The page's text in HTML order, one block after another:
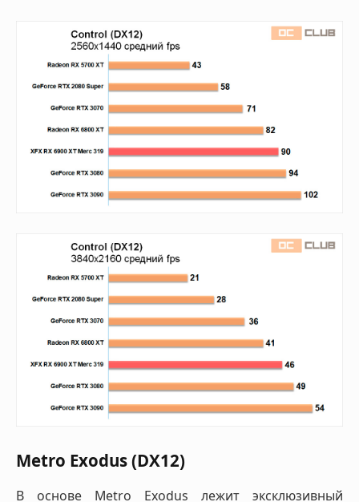
Metro Exodus (DX12)
В основе Metro Exodus лежит эксклюзивный